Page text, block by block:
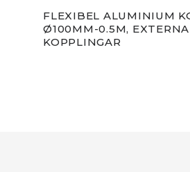
FLEXIBEL ALUMINIUM
Ø100MM-0.5M, EXTERNA
KOPPLINGAR